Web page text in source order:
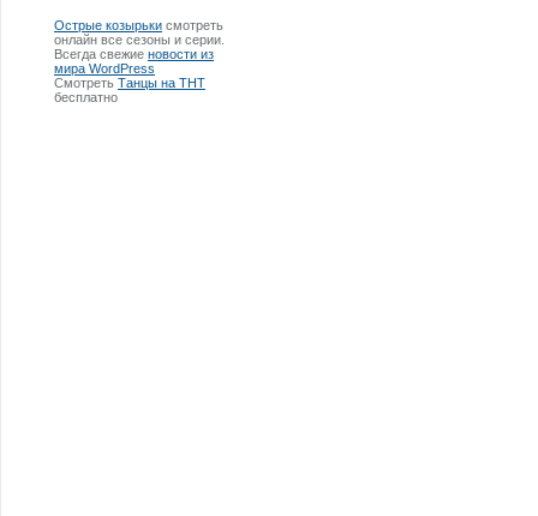
Острые козырьки смотреть
онлайн все сезоны и серии.
Всегда свежие новости из
мира WordPress
Смотреть Танцы на ТНТ
бесплатно